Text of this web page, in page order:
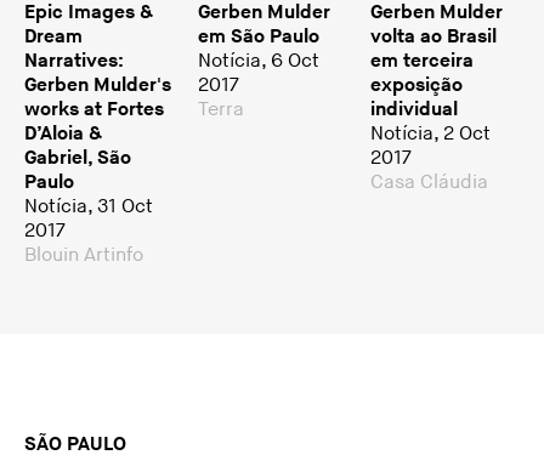
Epic Images &
Dream
Narratives:
Gerben Mulder's
works at Fortes
D’Aloia &
Gabriel, São
Paulo
Notícia, 31 Oct
2017
Blouin Artinfo
Gerben Mulder
em São Paulo
Notícia, 6 Oct
2017
Terra
Gerben Mulder
volta ao Brasil
em terceira
exposição
individual
Notícia, 2 Oct
2017
Casa Cláudia
SÃO PAULO